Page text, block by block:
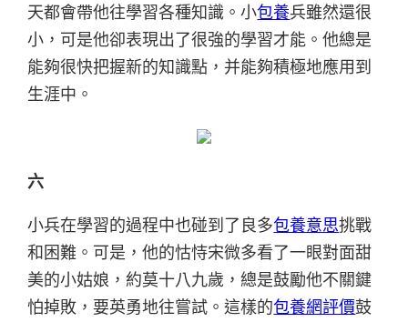
天都會帶他往學習各種知識。小包養兵雖然還很
小，可是他卻表現出了很強的學習才能。他總是
能夠很快把握新的知識點，并能夠積極地應用到
生涯中。
六
小兵在學習的過程中也碰到了良多包養意思挑戰
和困難。可是，他的怙恃宋微多看了一眼對面甜
美的小姑娘，約莫十八九歲，總是鼓勵他不關鍵
怕掉敗，要英勇地往嘗試。這樣的包養網評價鼓